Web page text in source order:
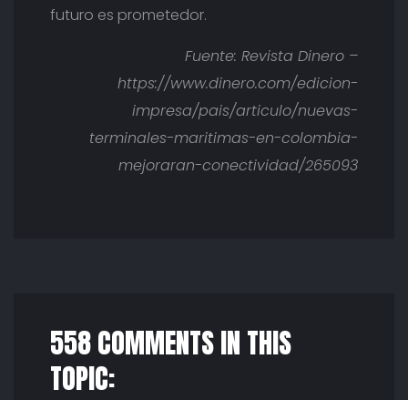
futuro es prometedor.
Fuente: Revista Dinero –
https://www.dinero.com/edicion-
impresa/pais/articulo/nuevas-
terminales-maritimas-en-colombia-
mejoraran-conectividad/265093
558 COMMENTS IN THIS
TOPIC: